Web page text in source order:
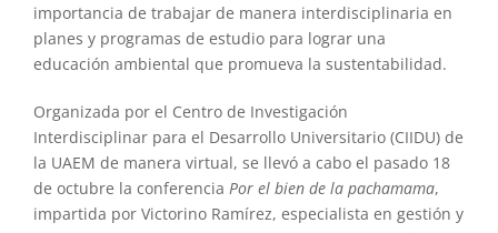
importancia de trabajar de manera interdisciplinaria en
planes y programas de estudio para lograr una
educación ambiental que promueva la sustentabilidad.
Organizada por el Centro de Investigación
Interdisciplinar para el Desarrollo Universitario (CIIDU) de
la UAEM de manera virtual, se llevó a cabo el pasado 18
de octubre la conferencia Por el bien de la pachamama,
impartida por Victorino Ramírez, especialista en gestión y